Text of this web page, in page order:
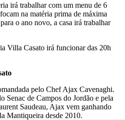
irá trabalhar com um menu de 6
na matéria prima de máxima
o ano novo, a casa irá trabalhar
Villa Casato irá funcionar das 20h
pelo Chef Ajax Cavenaghi.
Senac de Campos do Jordão e pela
Saudeau, Ajax vem ganhando
Mantiqueira desde 2010.